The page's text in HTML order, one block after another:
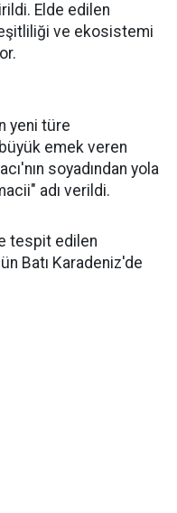
Elde edilen
ve ekosistemi
yeni türe
emek veren
soyadından yola
adı verildi.
tespit edilen
Batı Karadeniz'de